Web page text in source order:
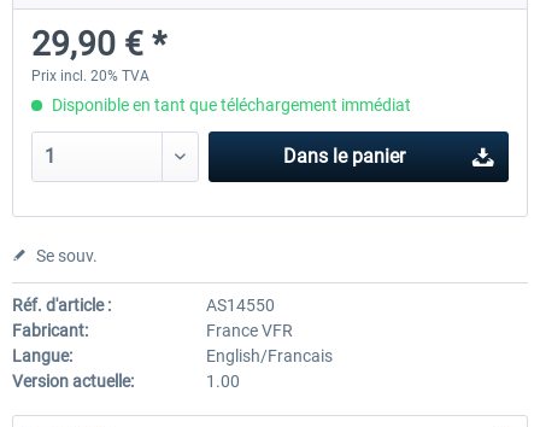
30,20 € *
29,90 € *
Prix incl. 20% TVA
Disponible en tant que téléchargement immédiat
Dans le panier
Se souv.
Réf. d'article :
AS14550
Fabricant:
France VFR
Langue:
English/Francais
Version actuelle:
1.00